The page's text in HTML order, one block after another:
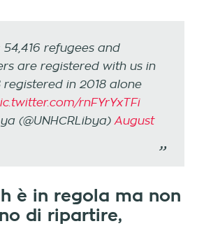
54,416 refugees and
are registered with us in
registered in 2018 alone
rnFYrYxTFi
(@UNHCRLibya) August
è in regola ma non
di ripartire,